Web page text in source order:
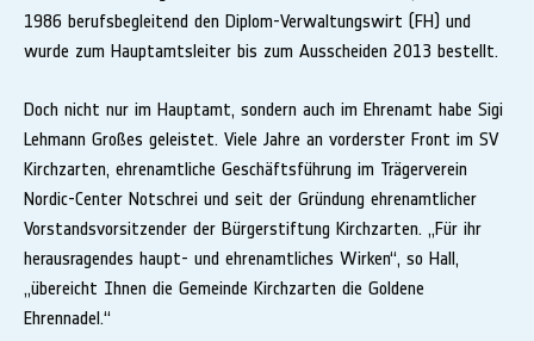
1986 berufsbegleitend den Diplom-Verwaltungswirt (FH) und
wurde zum Hauptamtsleiter bis zum Ausscheiden 2013 bestellt.
Doch nicht nur im Hauptamt, sondern auch im Ehrenamt habe Sigi
Lehmann Großes geleistet. Viele Jahre an vorderster Front im SV
Kirchzarten, ehrenamtliche Geschäftsführung im Trägerverein
Nordic-Center Notschrei und seit der Gründung ehrenamtlicher
Vorstandsvorsitzender der Bürgerstiftung Kirchzarten. „Für ihr
herausragendes haupt- und ehrenamtliches Wirken“, so Hall,
„übereicht Ihnen die Gemeinde Kirchzarten die Goldene
Ehrennadel.“